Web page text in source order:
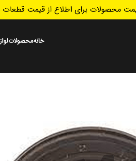
محصولات برای اطلاع از قیمت قطعات
خانهمحصولات